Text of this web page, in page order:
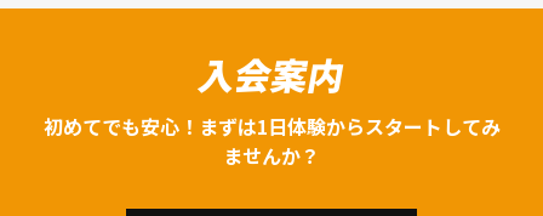
入会案内
初めてでも安心！まずは1日体験からスタートしてみ
ませんか？